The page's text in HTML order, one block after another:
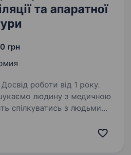
та апаратної
грн
роботи від 1 року.
спілкуватись з людьми
косметології: розуміння